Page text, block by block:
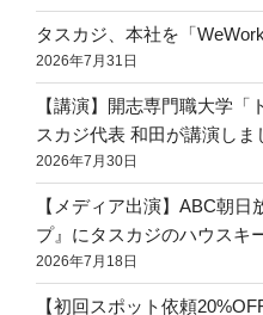
タスカジ、本社を「
2026年7月31日
【講演】開志専門職大学
スカジ代表 和田が講演しま
2026年7月30日
【メディア出演】ABC朝
プ』にタスカジのハウスキ
2026年7月18日
【初回スポット依頼